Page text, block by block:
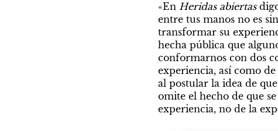
«En Heridas abiertas
entre tus manos no es
transformar su
hecha pública que
conformarnos con dos
experiencia, así como
al postular la idea de
omite el hecho de que
experiencia, no de la